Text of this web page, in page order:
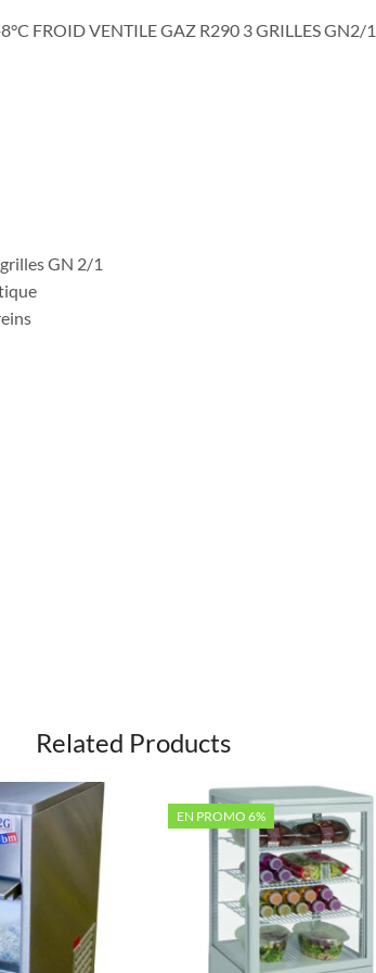
FROID VENTILE GAZ R290 3 GRILLES GN2/1
GN 2/1
Related Products
EN PROMO 6%